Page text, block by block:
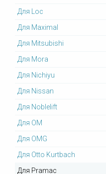
Для Loc
Для Maximal
Для Mitsubishi
Для Mora
Для Nichiyu
Для Nissan
Для Noblelift
Для OM
Для OMG
Для Otto Kurtbach
Для Pramac